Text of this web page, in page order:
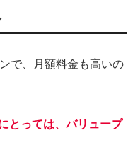
で、月額料金も高いの
とっては、バリュープ